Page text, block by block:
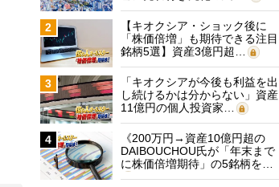
2
【キオクシア・ショック後に
「株価倍増」も期待できる注目
銘柄5選】資産3億円超…
3
「キオクシアが今後も利益を出
し続けるかは分からない」資産
11億円の個人投資家…
4
《200万円→資産10億円超の
DAIBOUCHOU氏が「年末まで
に株価倍増期待」の5銘柄を…